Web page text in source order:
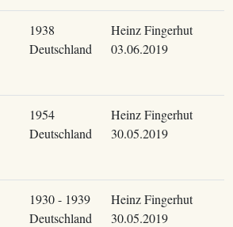
1938
Deutschland
Heinz Fingerhut
03.06.2019
1954
Deutschland
Heinz Fingerhut
30.05.2019
1930 - 1939
Deutschland
Heinz Fingerhut
30.05.2019